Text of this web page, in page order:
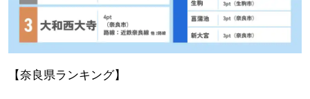
【奈良県ランキング】